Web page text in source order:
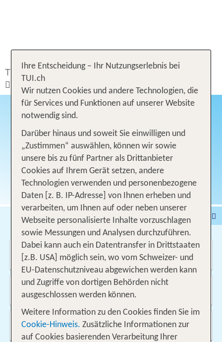
TUI.ch Ferien buchen Ferien
Tunesien
Hammamet
HAMMAMET
Pauschalferien
Städtereisen
% DEALS
Ferienhaus
Kreuzfahrten
Fahrzeuge Ausflüge
Wo soll es hin gehen?
Von wo?
Schweiz
Wann & wie lange?
12.08.2026 - 27.05.2027, 1 Woche
Ihre Entscheidung – Ihr Nutzungserlebnis bei
TUI.ch
Wir nutzen Cookies und andere Technologien, die
für Services und Funktionen auf unserer Website
notwendig sind.
Darüber hinaus und soweit Sie einwilligen und
„Zustimmen“ auswählen, können wir sowie
unsere bis zu fünf Partner als Drittanbieter
Cookies auf Ihrem Gerät setzen, andere
Technologien verwenden und personenbezogene
Daten [z. B. IP-Adresse] von Ihnen erheben und
verarbeiten, um Ihnen auf oder neben unserer
Webseite personalisierte Inhalte vorzuschlagen
sowie Messungen und Analysen durchzuführen.
Dabei kann auch ein Datentransfer in Drittstaaten
[z.B. USA] möglich sein, wo vom Schweizer- und
EU-Datenschutzniveau abgewichen werden kann
und Zugriffe von dortigen Behörden nicht
ausgeschlossen werden können.
Weitere Information zu den Cookies finden Sie im
Cookie-Hinweis. Zusätzliche Informationen zur
auf Cookies basierenden Verarbeitung Ihrer